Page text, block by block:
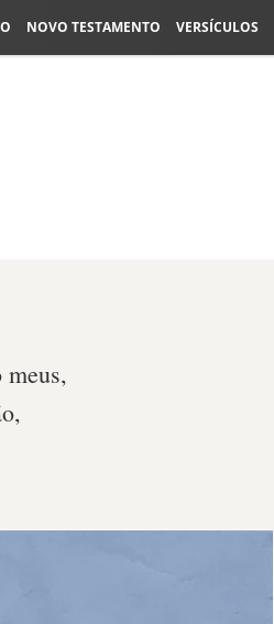
NOVO TESTAMENTO VERSÍCULOS
meus,